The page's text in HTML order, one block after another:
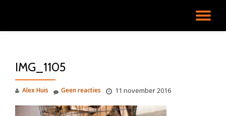
inhoudIMG_1105
Alex Huis 11 november 2016
Geen reacties